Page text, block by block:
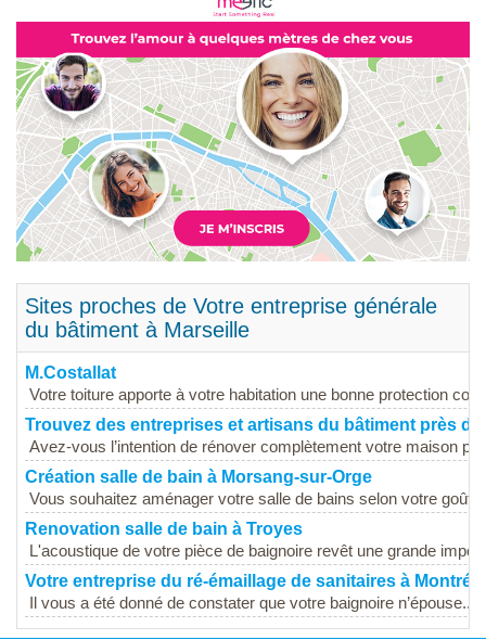
Sites proches de Votre entreprise générale
du bâtiment à Marseille
M.Costallat
Votre toiture apporte à votre habitation une bonne protection
Trouvez des entreprises et artisans du bâtiment près
Avez-vous l’intention de rénover complètement votre maison
Création salle de bain à Morsang-sur-Orge
Vous souhaitez aménager votre salle de bains selon votre goût
Renovation salle de bain à Troyes
L'acoustique de votre pièce de baignoire revêt une grande
Votre entreprise du ré-émaillage de sanitaires à Montréal
Il vous a été donné de constater que votre baignoire n’épouse...